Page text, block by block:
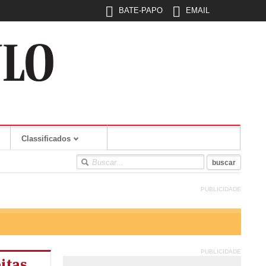
BATE-PAPO EMAIL
Classificados
PUBLICIDADE
PUBLICIDADE